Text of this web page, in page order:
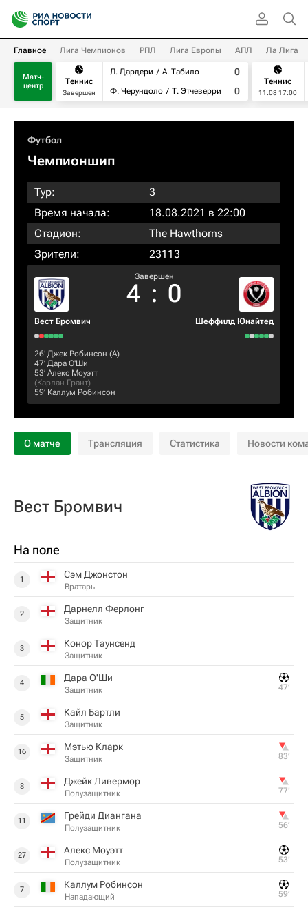
Главное Лига Чемпионов РПЛ Лига Европы АПЛ Ла Лига
Матч-
центр
Теннис
Завершен
Л. Дардери
А. Табило
Ф. Черундоло
Т. Этчеверри
0
0
Теннис
11.08 17:00
Футбол
Чемпионшип
Тур:
3
Время начала:
18.08.2021 в 22:00
Стадион:
The Hawthorns
Зрители:
23113
Вест Бромвич
Завершен
4 : 0
Шеффилд Юнайтед
26‎’‎ Джек Робинсон (А)
47‎’‎ Дара О'Ши
53‎’‎ Алекс Моуэтт
(Карлан Грант)
59‎’‎ Каллум Робинсон
О матче Трансляция Статистика Новости
Вест Бромвич
На поле
1 Сэм Джонстон
Вратарь
2 Дарнелл Ферлонг
Защитник
3 Конор Таунсенд
Защитник
4 Дара О'Ши
Защитник 47‎’‎
5 Кайл Бартли
Защитник
16 Мэтью Кларк
Защитник 83‎’‎
8 Джейк Ливермор
Полузащитник 77‎’‎
11 Грейди Диангана
Полузащитник 56‎’‎
27 Алекс Моуэтт
Полузащитник 53‎’‎
7 Каллум Робинсон
Нападающий 59‎’‎